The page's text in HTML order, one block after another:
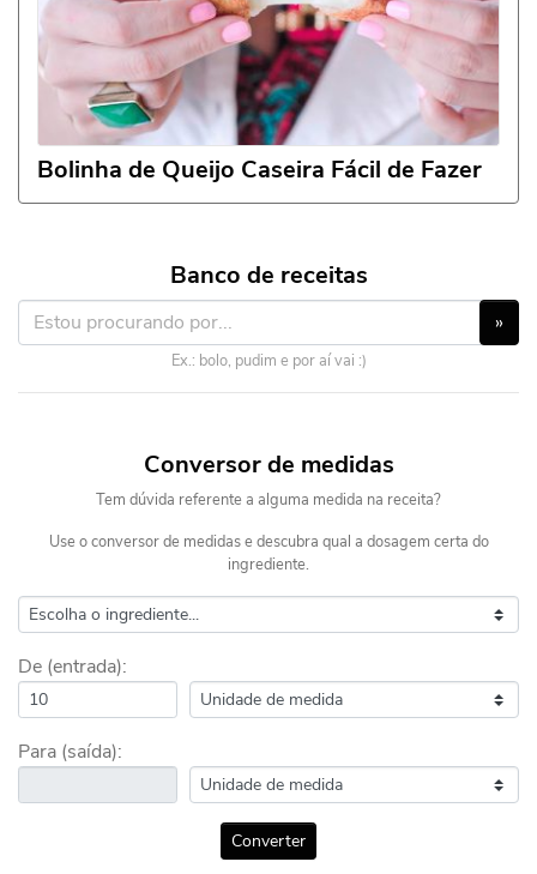
Bolinha de Queijo Caseira Fácil de Fazer
Banco de receitas
»
Ex.: bolo, pudim e por aí vai :)
Conversor de medidas
Tem dúvida referente a alguma medida na receita?
Use o conversor de medidas e descubra qual a dosagem certa do
ingrediente.
De (entrada):
Para (saída):
Converter